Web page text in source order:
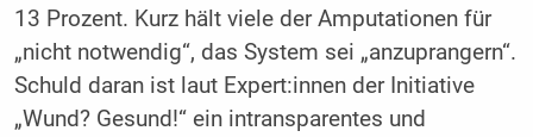
13 Prozent. Kurz hält viele der Amputationen für
„nicht notwendig“, das System sei „anzuprangern“.
Schuld daran ist laut Expert:innen der Initiative
„Wund? Gesund!“ ein intransparentes und